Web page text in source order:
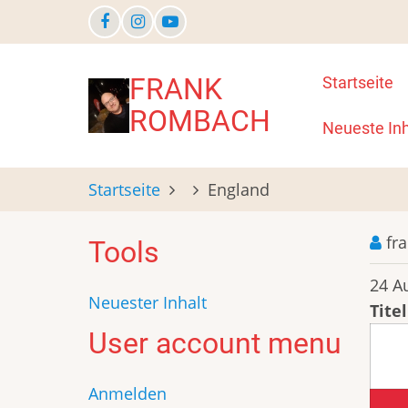
zum
FRANK
ROMBACH
Main
Startseite
Neueste
Startseite England
24
Tools
Neuester Inhalt
User account menu
Anmelden